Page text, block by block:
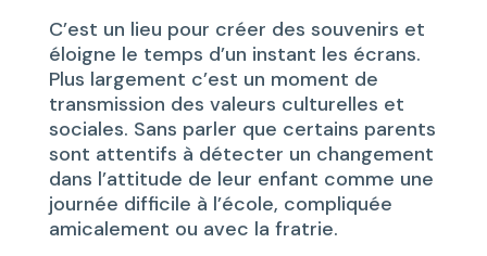
C’est un lieu pour créer des souvenirs et
éloigne le temps d’un instant les écrans.
Plus largement c’est un moment de
transmission des valeurs culturelles et
sociales. Sans parler que certains parents
sont attentifs à détecter un changement
dans l’attitude de leur enfant comme une
journée difficile à l’école, compliquée
amicalement ou avec la fratrie.